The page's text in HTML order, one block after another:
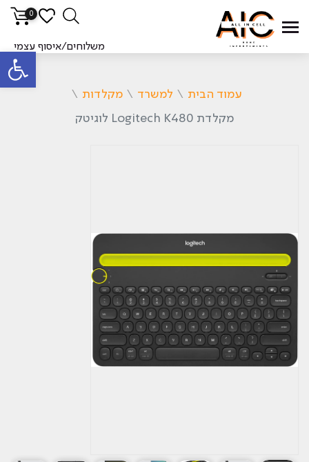
פתח
0
משלוחים/איסוף עצמי
עמוד הבית \ למשרד \ מקלדות \
‏מקלדת Logitech K480 לוגיטק